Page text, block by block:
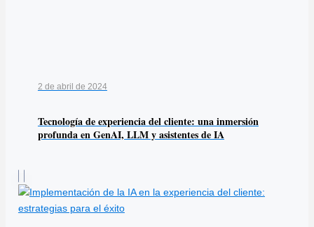
2 de abril de 2024
Tecnología de experiencia del cliente: una inmersión
profunda en GenAI, LLM y asistentes de IA